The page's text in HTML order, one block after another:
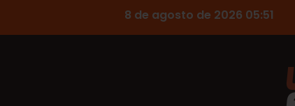
8 de agosto de 2026 05:51